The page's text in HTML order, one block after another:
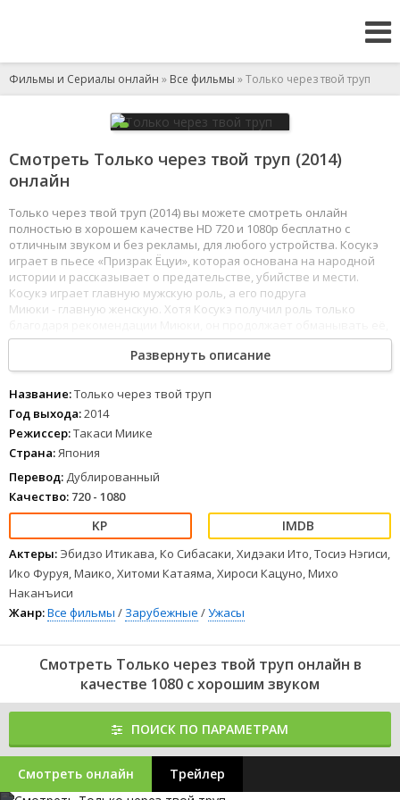
Фильмы и Сериалы онлайн » Все фильмы » Только через твой труп
Смотреть Только через твой труп (2014)
онлайн
Только через твой труп (2014) вы можете смотреть онлайн
полностью в хорошем качестве HD 720 и 1080p бесплатно с
отличным звуком и без рекламы, для любого устройства. Косукэ
играет в пьесе «Призрак Ёцуи», которая основана на народной
истории и рассказывает о предательстве, убийстве и мести.
Косукэ играет главную мужскую роль, а его подруга
Миюки - главную женскую. Хотя Косукэ получил роль только
крутя интрижки с другими актрисами, участвующими в этой
же постановке. И чем глубже актёры вникают в образы своих
героев, тем тоньше становится грань между фантазией
и реальностью.
Развернуть описание
Название:Только через твой труп
Год выхода:2014
Режиссер:Такаси Миике
Страна:Япония
Перевод: Дублированный
Качество: 720 - 1080
Актеры: Эбидзо Итикава, Ко Сибасаки, Хидэаки Ито, Тосиэ Нэгиси,
Ико Фуруя, Маико, Хитоми Катаяма, Хироси Кацуно, Михо
Наканъиси
Жанр:Все фильмы / Зарубежные /Ужасы
Смотреть Только через твой труп онлайн в
качестве 1080 с хорошим звуком
ПОИСК ПО ПАРАМЕТРАМ
Смотреть онлайн Трейлер